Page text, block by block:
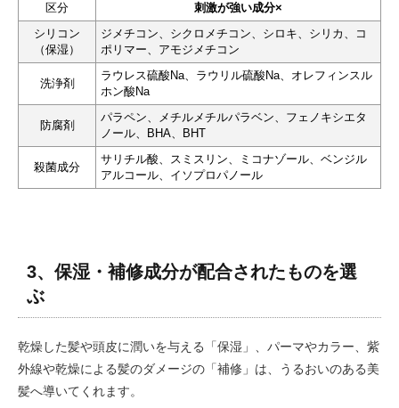
区分
刺激が強い成分×
シリコン
（保湿）
ジメチコン、シクロメチコン、シロキ、シリカ、コ
ポリマー、アモジメチコン
洗浄剤
ラウレス硫酸Na、 ラウリル硫酸Na、 オレフィンスル
ホン酸Na
防腐剤
パラペン、 メチルメチルパラベン、 フェノキシエタ
ノール、
BHA、 BHT
殺菌成分
サリチル酸、 スミスリン、ミコナゾール、ベンジル
アルコール、イソプロパノール
3、保湿・補修成分が配合されたものを選
ぶ
乾燥した髪や頭皮に潤いを与える「保湿」、パーマやカラー、紫
外線や乾燥による髪のダメージの「補修」は、うるおいのある美
髪へ導いてくれます。